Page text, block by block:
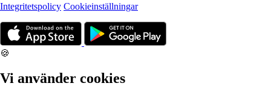
Integritetspolicy Cookieinställningar
🍪
Vi använder cookies